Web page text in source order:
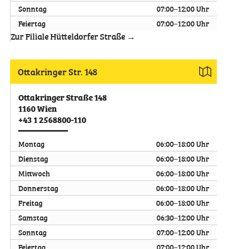
Sonntag
07:00–12:00 Uhr
Feiertag
07:00–12:00 Uhr
Zur Filiale Hütteldorfer Straße →
Ottakringer Str. 148
Ottakringer Straße 148
1160Wien
+43 1 2568800-110
Montag
06:00–18:00 Uhr
Dienstag
06:00–18:00 Uhr
Mittwoch
06:00–18:00 Uhr
Donnerstag
06:00–18:00 Uhr
Freitag
06:00–18:00 Uhr
Samstag
06:30–12:00 Uhr
Sonntag
07:00–12:00 Uhr
Feiertag
07:00–12:00 Uhr